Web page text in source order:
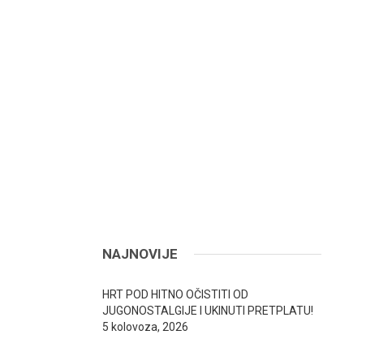
NAJNOVIJE
HRT POD HITNO OČISTITI OD
JUGONOSTALGIJE I UKINUTI PRETPLATU!
5 kolovoza, 2026